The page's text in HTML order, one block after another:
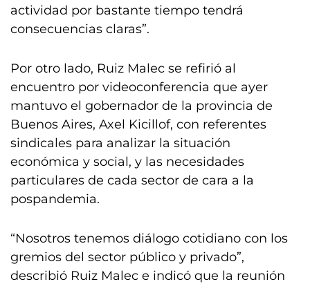
actividad por bastante tiempo tendrá
consecuencias claras”.
Por otro lado, Ruiz Malec se refirió al
encuentro por videoconferencia que ayer
mantuvo el gobernador de la provincia de
Buenos Aires, Axel Kicillof, con referentes
sindicales para analizar la situación
económica y social, y las necesidades
particulares de cada sector de cara a la
pospandemia.
“Nosotros tenemos diálogo cotidiano con los
gremios del sector público y privado”,
describió Ruiz Malec e indicó que la reunión